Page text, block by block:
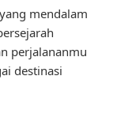
mendalam
perjalananmu
destinasi